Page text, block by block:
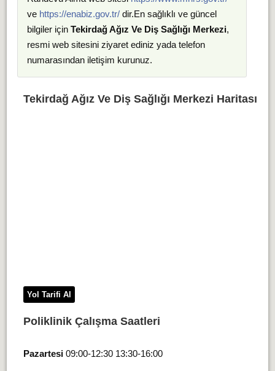
ve https://enabiz.gov.tr/dir.En sağlıklı ve güncel
bilgiler için Tekirdağ Ağız Ve Diş Sağlığı Merkezi,
resmi web sitesini ziyaret ediniz yada telefon
numarasından iletişim kurunuz.
Tekirdağ Ağız Ve Diş Sağlığı Merkezi Haritası
Yol Tarifi Al
Poliklinik Çalışma Saatleri
Pazartesi09:00-12:30 13:30-16:00